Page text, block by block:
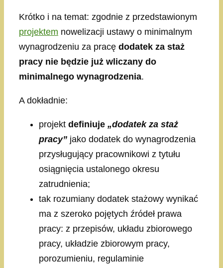
Krótko i na temat: zgodnie z przedstawionym
projektem nowelizacji ustawy o minimalnym
wynagrodzeniu za pracę dodatek za staż
pracy nie będzie już wliczany do
minimalnego wynagrodzenia.
A dokładnie:
projekt definiuje „dodatek za staż
pracy” jako dodatek do wynagrodzenia
przysługujący pracownikowi z tytułu
osiągnięcia ustalonego okresu
zatrudnienia;
tak rozumiany dodatek stażowy wynikać
ma z szeroko pojętych źródeł prawa
pracy: z przepisów, układu zbiorowego
pracy, układzie zbiorowym pracy,
porozumieniu, regulaminie